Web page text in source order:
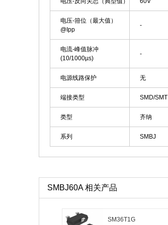
电压-箝位（最大值）
@Ipp
-
电流-峰值脉冲
(10/1000µs)
-
电源线路保护 无
端接类型 SMD/SMT
类型 齐纳
系列 SMBJ
SMBJ60A 相关产品
SM36T1G